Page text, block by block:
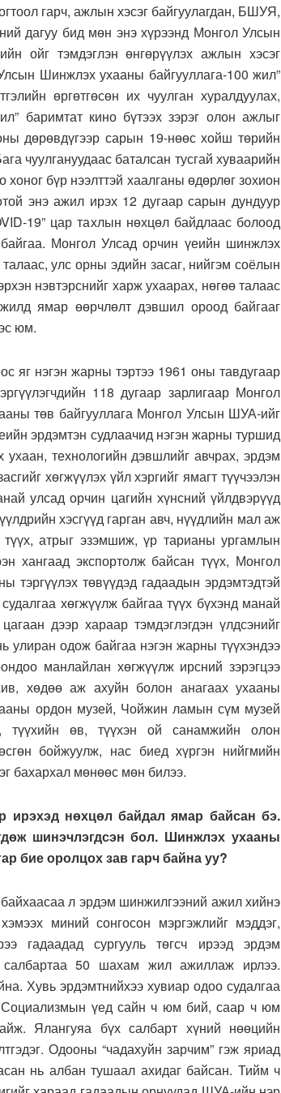
гарч, ажлын хэсэг байгуулагдан, БШУЯ,
дагуу бид мөн энэ хүрээнд Монгол Улсын
ойг тэмдэглэн өнгөрүүлэх ажлын хэсэг
Шинжлэх ухааны байгууллага-100 жил”
өргөтгөсөн их чуулган хуралдуулах,
баримтат кино бүтээх зэрэг олон ажлыг
дөрөвдүгээр сарын 19-нөөс хойш төрийн
чуулгануудаас баталсан тусгай хуваарийн
бүр нээлттэй хаалганы өдөрлөг зохион
энэ ажил ирэх 12 дугаар сарын дундуур
19” цар тахлын нөхцөл байдлаас болоод
Монгол Улсад орчин үеийн шинжлэх
улс орны эдийн засаг, нийгэм соёлын
нэвтэрснийг харж ухаарах, нөгөө талаас
ямар өөрчлөлт дэвшил ороод байгааг
юм.
яг нэгэн жарны тэртээ 1961 оны тавдугаар
118 дугаар зарлигаар Монгол
төв байгууллага Монгол Улсын ШУА-ийг
эрдэмтэн судлаачид нэгэн жарны туршид
технологийн дэвшлийг авчрах, эрдэм
хөгжүүлэх үйл хэргийг ямагт түүчээлэн
улсад орчин цагийн хүнсний үйлдвэрүүд
хэсгүүд гарган авч, нүүдлийн мал аж
атрыг эзэмшиж, үр тарианы ургамлын
хангаад экспортолж байсан түүх, Монгол
тэргүүлэх төвүүдэд гадаадын эрдэмтэдтэй
хөгжүүлж байгаа түүх бүхэнд манай
дээр хараар тэмдэглэгдэн үлдсэнийг
одож байгаа нэгэн жарны түүхэндээ
манлайлан хөгжүүлж ирсний зэрэгцээ
хөдөө аж ахуйн болон анагаах ухааны
ордон музей, Чойжин ламын сүм музей
түүхийн өв, түүхэн ой санамжийн олон
бойжуулж, нас биед хүргэн нийгмийн
бахархал мөнөөс мөн билээ.
ирэхэд нөхцөл байдал ямар байсан бэ.
шинэчлэгдсэн бол. Шинжлэх ухааны
бие оролцох зав гарч байна уу?
л эрдэм шинжилгээний ажил хийнэ
миний сонгосон мэргэжлийг мэддэг,
гадаадад сургууль төгсч ирээд эрдэм
50 шахам жил ажиллаж ирлээ.
Хувь эрдэмтнийхээ хувиар одоо судалгаа
үед сайн ч юм бий, саар ч юм
Ялангуяа бүх салбарт хүний нөөцийн
Одооны “чадахуйн зарчим” гэж яриад
нь албан тушаал ахидаг байсан. Тийм ч